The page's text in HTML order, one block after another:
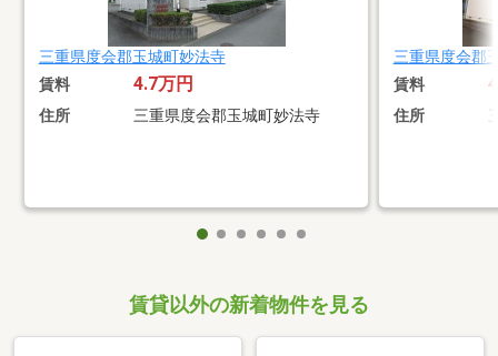
三重県度会郡玉城町妙法寺
賃料 4.7万円
住所 三重県度会郡玉城町妙法寺
三重県度会郡
賃料
住所
賃貸以外の新着物件を見る